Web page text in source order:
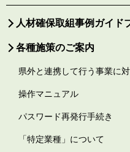
人材確保取組事例ガイド
各種施策のご案内
県外と連携して行う事業に
操作マニュアル
パスワード再発行手続き
「特定業種」について